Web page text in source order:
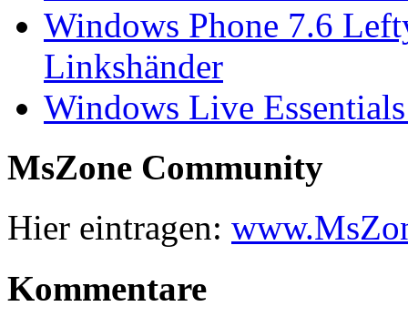
Windows Phone 7.6
Linkshänder
Windows Live
MsZone Community
Hier eintragen:
Kommentare